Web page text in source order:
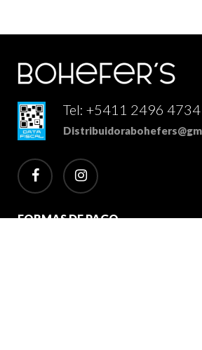
Tel: +5411 2496 4734
facebook instagram
FORMAS DE PAGO